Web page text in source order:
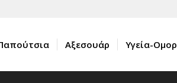
Αξεσουάρ Υγεία-